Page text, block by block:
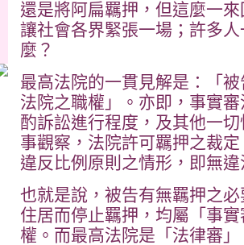
還是將阿扁羈押，但這麼一
讓社會各界緊張一場；許多
麼？
最高法院的一貫見解是：「
法院之職權」。亦即，事實
酌訴訟進行程度，及其他一
事觀察，法院許可羈押之裁
違反比例原則之情形，即無
也就是說，被告有無羈押之
住居而停止羈押，均屬「事
權。而最高法院是「法律審